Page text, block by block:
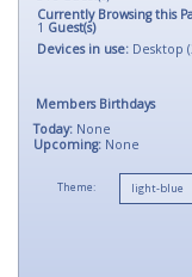
Currently Browsing this
1 Guest(s)
Devices in use: Desktop
Members Birthdays
Today: None
Upcoming: None
Theme: